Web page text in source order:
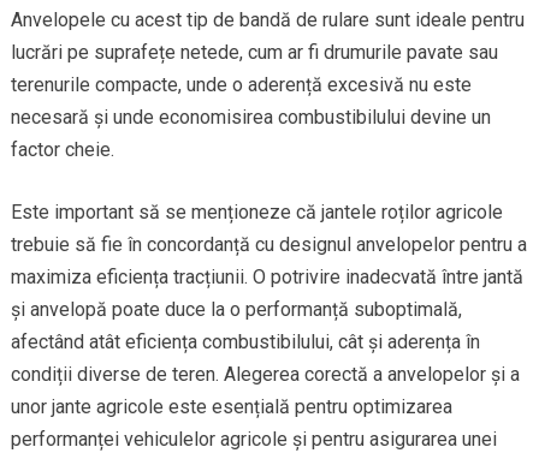
Anvelopele cu acest tip de bandă de rulare sunt ideale pentru
lucrări pe suprafețe netede, cum ar fi drumurile pavate sau
terenurile compacte, unde o aderență excesivă nu este
necesară și unde economisirea combustibilului devine un
factor cheie.
Este important să se menționeze că jantele roților agricole
trebuie să fie în concordanță cu designul anvelopelor pentru a
maximiza eficiența tracțiunii. O potrivire inadecvată între jantă
și anvelopă poate duce la o performanță suboptimală,
afectând atât eficiența combustibilului, cât și aderența în
condiții diverse de teren. Alegerea corectă a anvelopelor și a
unor jante agricole este esențială pentru optimizarea
performanței vehiculelor agricole și pentru asigurarea unei